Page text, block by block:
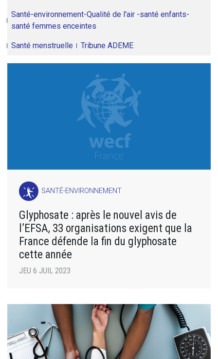
Santé-environnement-Qualité de l'air -santé enfants-
santé femmes enceintes
Santé menstruelle Tribune ADEME
SANTÉ-ENVIRONNEMENT
Glyphosate : après le nouvel avis de
l’EFSA, 33 organisations exigent que la
France défende la fin du glyphosate
cette année
JEU 6 JUIL 2023